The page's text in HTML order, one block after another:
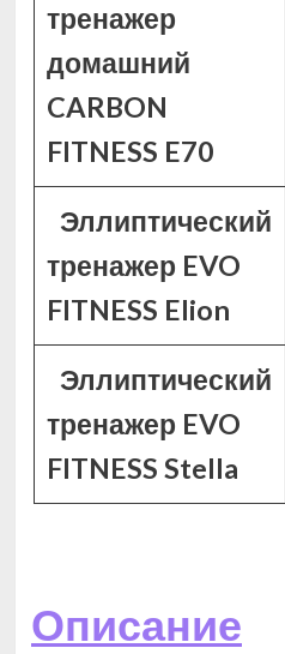
тренажер
домашний
CARBON
FITNESS E70
Эллиптический
тренажер EVO
FITNESS Elion
Эллиптический
тренажер EVO
FITNESS Stella
Описание